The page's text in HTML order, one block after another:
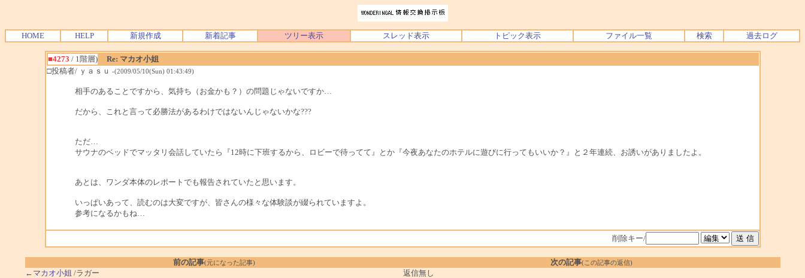
HOME HELP 新規作成 新着記事 ツリー表示 スレッド表示 トピック表示 ファイル一覧 検索 過去ログ
■4273 / 1階層)
Re: マカオ小姐
□投稿者/ ｙａｓｕ -(2009/05/10(Sun) 01:43:49)
相手のあることですから、気持ち（お金かも？）の問題じゃないですか…
だから、これと言って必勝法があるわけではないんじゃないかな???
ただ…
サウナのベッドでマッタリ会話していたら『12時に下班するから、ロビーで待ってて』とか『今夜あなたのホテルに遊びに行ってもいいか？』と２年連続、お誘いがありましたよ。
あとは、ワンダ本体のレポートでも報告されていたと思います。
いっぱいあって、読むのは大変ですが、皆さんの様々な体験談が綴られていますよ。
参考になるかもね…
削除キー/
前の記事(元になった記事) 次の記事(この記事の返信)
←マカオ小姐 /ラガー 返信無し